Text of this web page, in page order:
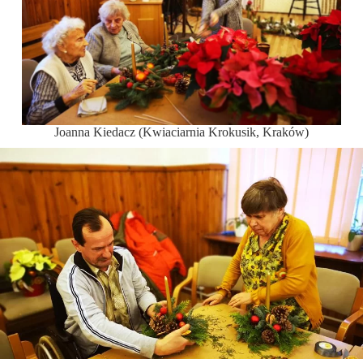
Joanna Kiedacz (Kwiaciarnia Krokusik, Kraków)